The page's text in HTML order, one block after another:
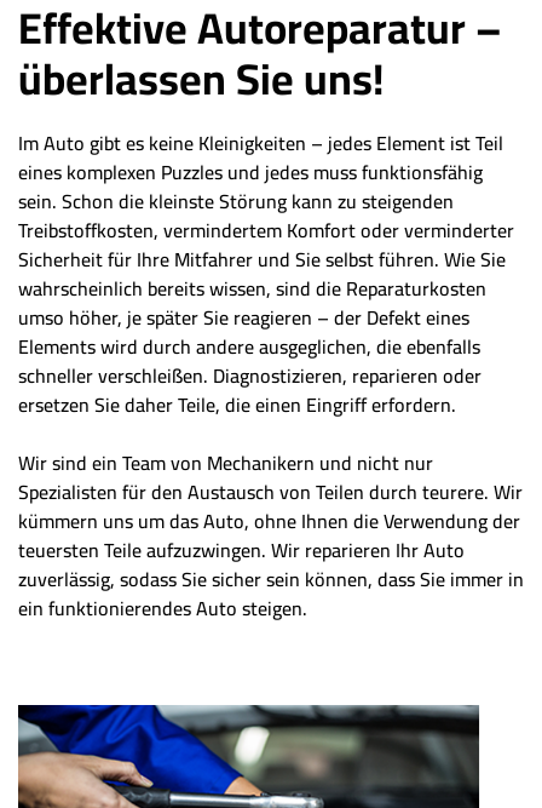
Effektive Autoreparatur –
überlassen Sie uns!
Im Auto gibt es keine Kleinigkeiten – jedes Element ist Teil
eines komplexen Puzzles und jedes muss funktionsfähig
sein. Schon die kleinste Störung kann zu steigenden
Treibstoffkosten, vermindertem Komfort oder verminderter
Sicherheit für Ihre Mitfahrer und Sie selbst führen. Wie Sie
wahrscheinlich bereits wissen, sind die Reparaturkosten
umso höher, je später Sie reagieren – der Defekt eines
Elements wird durch andere ausgeglichen, die ebenfalls
schneller verschleißen. Diagnostizieren, reparieren oder
ersetzen Sie daher Teile, die einen Eingriff erfordern.
Wir sind ein Team von Mechanikern und nicht nur
Spezialisten für den Austausch von Teilen durch teurere. Wir
kümmern uns um das Auto, ohne Ihnen die Verwendung der
teuersten Teile aufzuzwingen. Wir reparieren Ihr Auto
zuverlässig, sodass Sie sicher sein können, dass Sie immer in
ein funktionierendes Auto steigen.